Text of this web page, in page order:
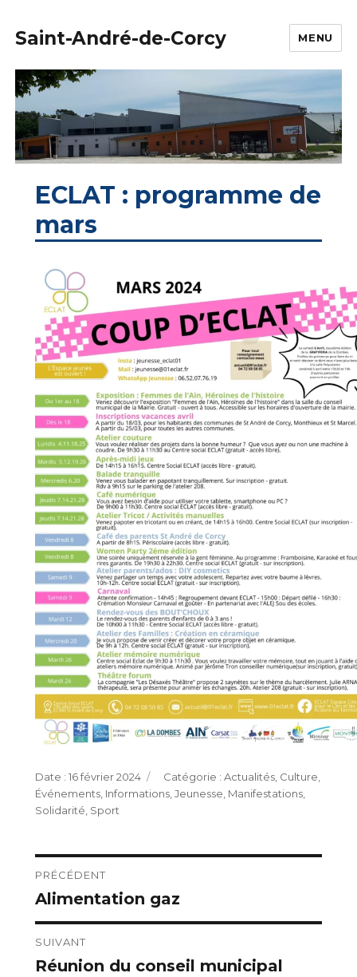
Saint-André-de-Corcy MENU
ECLAT : programme de
mars
Publié
le
16 février 2024 Catégories
Actualités, Culture
Événements, Informations, Jeunesse Manifestations,
Solidarité Sport
Navigation
de
l’article
PRÉCÉDENT
Publication
précédente :
Alimentation gaz
SUIVANT
Publication
Réunion du conseil municipal